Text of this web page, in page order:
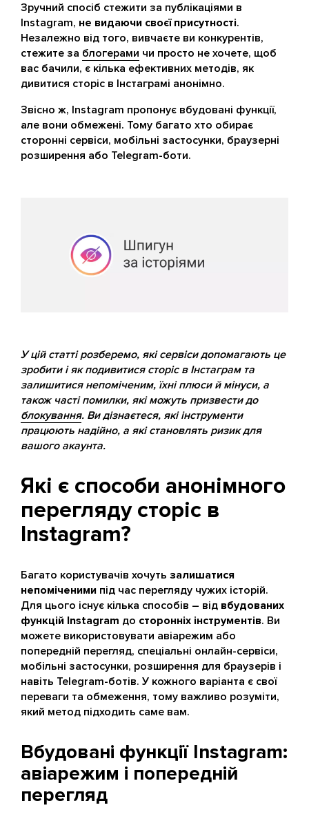
Зручний спосіб стежити за публікаціями в
Instagram, не видаючи своєї присутності.
Незалежно від того, вивчаєте ви конкурентів,
стежите за блогерами чи просто не хочете, щоб
вас бачили, є кілька ефективних методів, як
дивитися сторіс в Інстаграмі анонімно.
Звісно ж, Instagram пропонує вбудовані функції,
але вони обмежені. Тому багато хто обирає
сторонні сервіси, мобільні застосунки, браузерні
розширення або Telegram-боти.
У цій статті розберемо, які сервіси допомагають це
зробити і як подивитися сторіс в Інстаграм та
залишитися непоміченим, їхні плюси й мінуси, а
також часті помилки, які можуть призвести до
блокування. Ви дізнаєтеся, які інструменти
працюють надійно, а які становлять ризик для
вашого акаунта.
Які є способи анонімного
перегляду сторіс в
Instagram?
Багато користувачів хочуть залишатися
непоміченими під час перегляду чужих історій.
Для цього існує кілька способів – від вбудованих
функцій Instagram до сторонніх інструментів. Ви
можете використовувати авіарежим або
попередній перегляд, спеціальні онлайн-сервіси,
мобільні застосунки, розширення для браузерів і
навіть Telegram-ботів. У кожного варіанта є свої
переваги та обмеження, тому важливо розуміти,
який метод підходить саме вам.
Вбудовані функції Instagram:
авіарежим і попередній
перегляд